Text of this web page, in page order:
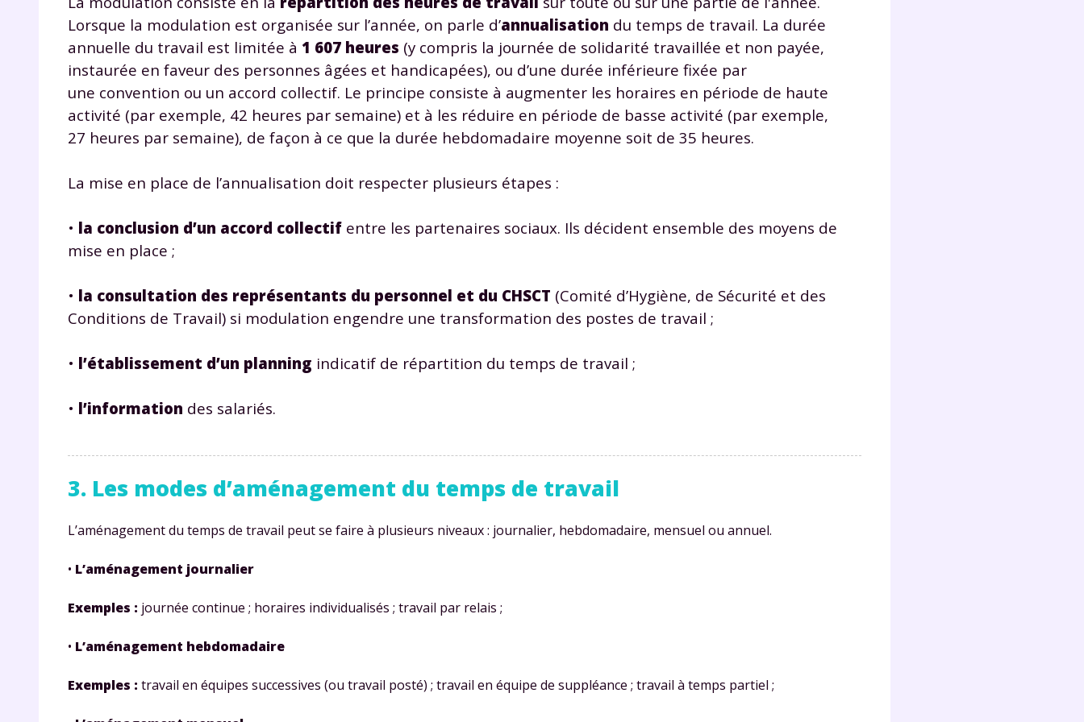
Lorsque la modulation est organisée sur l’année, on parle d’annualisation du temps de travail. La durée
annuelle du travail est limitée à 1 607 heures (y compris la journée de solidarité travaillée et non payée,
instaurée en faveur des personnes âgées et handicapées), ou d’une durée inférieure fixée par
une convention ou un accord collectif. Le principe consiste à augmenter les horaires en période de haute
activité (par exemple, 42 heures par semaine) et à les réduire en période de basse activité (par exemple,
27 heures par semaine), de façon à ce que la durée hebdomadaire moyenne soit de 35 heures.
La mise en place de l’annualisation doit respecter plusieurs étapes :
• la conclusion d’un accord collectif entre les partenaires sociaux. Ils décident ensemble des moyens de
mise en place ;
• la consultation des représentants du personnel et du CHSCT (Comité d’Hygiène, de Sécurité et des
Conditions de Travail) si modulation engendre une transformation des postes de travail ;
• l’établissement d’un planning indicatif de répartition du temps de travail ;
• l’information des salariés.
3. Les modes d’aménagement du temps de travail
L’aménagement du temps de travail peut se faire à plusieurs niveaux : journalier, hebdomadaire, mensuel ou annuel.
• L’aménagement journalier
Exemples : journée continue ; horaires individualisés ; travail par relais ;
• L’aménagement hebdomadaire
Exemples : travail en équipes successives (ou travail posté) ; travail en équipe de suppléance ; travail à temps partiel ;
de vos données personnelles et pour exercer vos droits, vous pouvez consulter
notre charte.